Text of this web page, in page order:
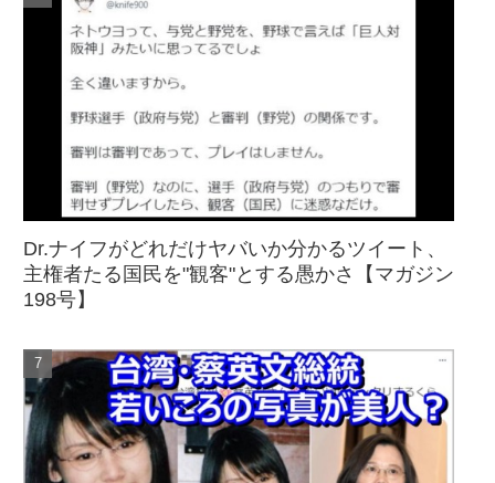
Dr.ナイフがどれだけヤバいか分かるツイート、
主権者たる国民を"観客"とする愚かさ【マガジン
198号】